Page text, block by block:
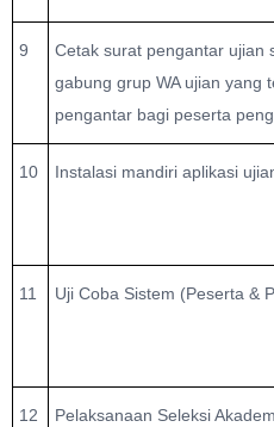
9
Cetak surat pengantar ujian
gabung grup WA ujian yang
pengantar bagi peserta
10 Instalasi mandiri aplikasi
11 Uji Coba Sistem (Peserta &
12 Pelaksanaan Seleksi